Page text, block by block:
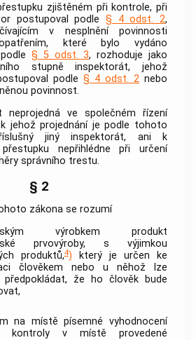
zjištěném při kontrole, při
postupoval podle§ 4 odst. 2,
v nesplnění povinnosti
které bylo vydáno
podle§ 5 odst. 3, rozhoduje jako
stupně inspektorát, jehož
podle § 4 odst. 2nebo
povinnost.
neprojedná ve společném řízení
jehož projednání je podle tohoto
jiný inspektorát, ani k
nepřihlédne při určení
správního trestu.
§ 2
zákona se rozumí
výrobkem produkt
prvovýroby, s výjimkou
produktů,4) který je určen ke
člověkem nebo u něhož lze
předpokládat, že ho člověk bude
na místě písemné vyhodnocení
kontroly v místě provedené